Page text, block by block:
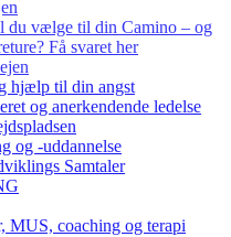
du vælge til din Camino – og
Få svaret her
hjælp til din angst
og anerkendende ledelse
og -uddannelse
Samtaler
coaching og terapi